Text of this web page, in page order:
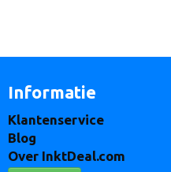
Informatie
Klantenservice
Blog
Over InktDeal.com